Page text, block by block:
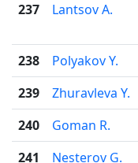
237
Lantsov A.
238
Polyakov Y.
239
Zhuravleva Y.
240
Goman R.
241
Nesterov G.